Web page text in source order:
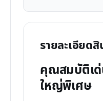
รายละเอียดสิ
คุณสมบัติเ
ใหญ่พิเศษ